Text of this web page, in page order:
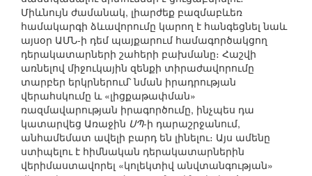
Միևնույն ժամանակ, լիարժեք բազմաբևեռ
համակարգի ձևավորումը կարող է հանգեցնել նաև
այսօր ԱՄՆ-ի դեմ պայքարում համագործակցող
դերակատարների շահերի բախմանը։ Հաշվի
առնելով միջուկային զենքի տիրաժավորումը
տարբեր երկրներում՝ նման իրադրության
վերահսկումը և «լիցքաթափման»
ռազմավարության իրագործումը, ինչպես դա
կատարվեց Առաջին ՍՊ-ի դարաշրջանում,
անհամեմատ ավելի բարդ են լինելու։ Այս ամենը
ստիպելու է հիմնական դերակատարներին
վերիմաստավորել «կոլեկտիվ անվտանգության»